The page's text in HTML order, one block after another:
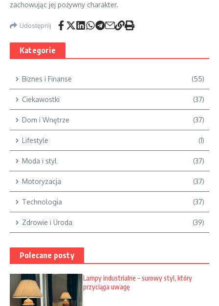
zachowując jej pożywny charakter.
Udostępnij
Kategorie
Biznes i Finanse (55)
Ciekawostki (37)
Dom i Wnętrze (37)
Lifestyle (1)
Moda i styl (37)
Motoryzacja (37)
Technologia (37)
Zdrowie i Uroda (39)
Polecane posty
Lampy industrialne – surowy styl, który
przyciąga uwagę